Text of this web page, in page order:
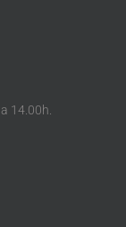
14.00h.